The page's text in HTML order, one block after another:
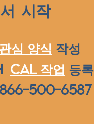
시작
관심 양식 작성
CAL 작업 등록
866-500-6587